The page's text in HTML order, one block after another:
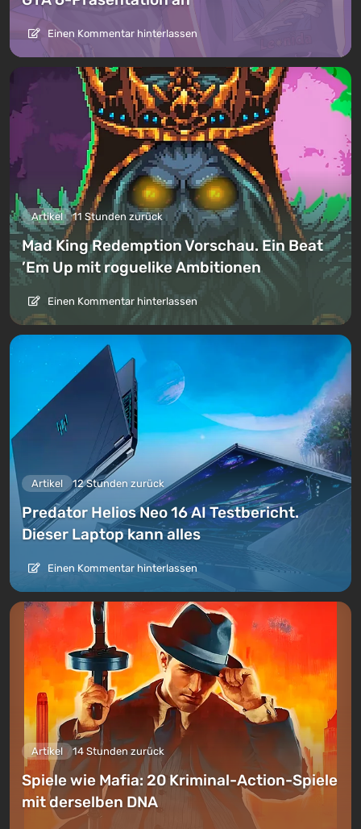
Einen Kommentar hinterlassen
Artikel 11 Stunden zurück
Mad King Redemption Vorschau. Ein Beat
’Em Up mit roguelike Ambitionen
Einen Kommentar hinterlassen
Artikel 12 Stunden zurück
Predator Helios Neo 16 AI Testbericht.
Dieser Laptop kann alles
Einen Kommentar hinterlassen
Artikel 14 Stunden zurück
Spiele wie Mafia: 20 Kriminal-Action-Spiele
mit derselben DNA